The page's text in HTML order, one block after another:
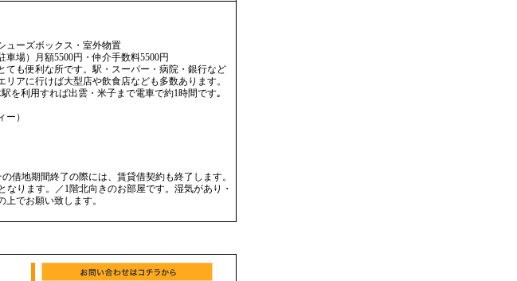
ューズボックス・室外物置
場）月額5500円・仲介手数料5500円
も便利な所です。駅・スーパー・病院・銀行など
アに行けば大型店や飲食店なども多数あります。
を利用すれば出雲・米子まで電車で約1時間です｡
）
借地期間終了の際には、賃貸借契約も終了します。
なります。／1階北向きのお部屋です。湿気があり・
でお願い致します。